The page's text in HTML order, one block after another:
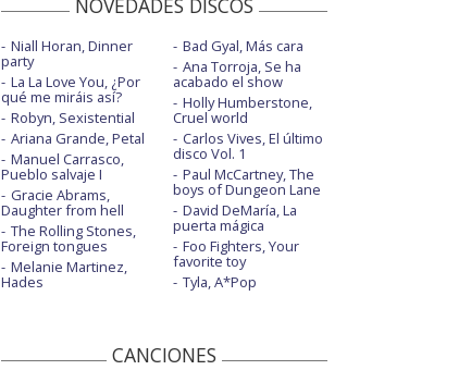
NOVEDADES DISCOS
Niall Horan, Dinner
party
La La Love You, ¿Por
qué me miráis así?
Robyn, Sexistential
Ariana Grande, Petal
Manuel Carrasco,
Pueblo salvaje I
Gracie Abrams,
Daughter from hell
The Rolling Stones,
Foreign tongues
Melanie Martinez,
Hades
Bad Gyal, Más cara
Ana Torroja, Se ha
acabado el show
Holly Humberstone,
Cruel world
Carlos Vives, El último
disco Vol. 1
Paul McCartney, The
boys of Dungeon Lane
David DeMaría, La
puerta mágica
Foo Fighters, Your
favorite toy
Tyla, A*Pop
CANCIONES